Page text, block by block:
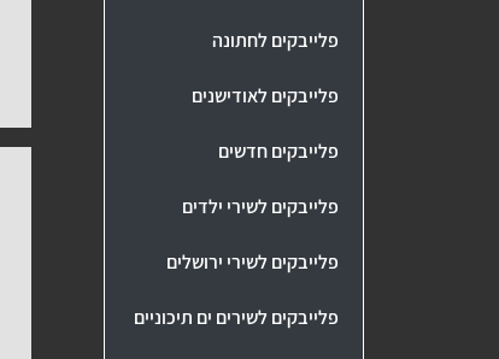
פלייבקים לחתונה
פלייבקים לאודישנים
פלייבקים חדשים
פלייבקים לשירי ילדים
פלייבקים לשירי ירושלים
פלייבקים לשירים ים תיכוניים